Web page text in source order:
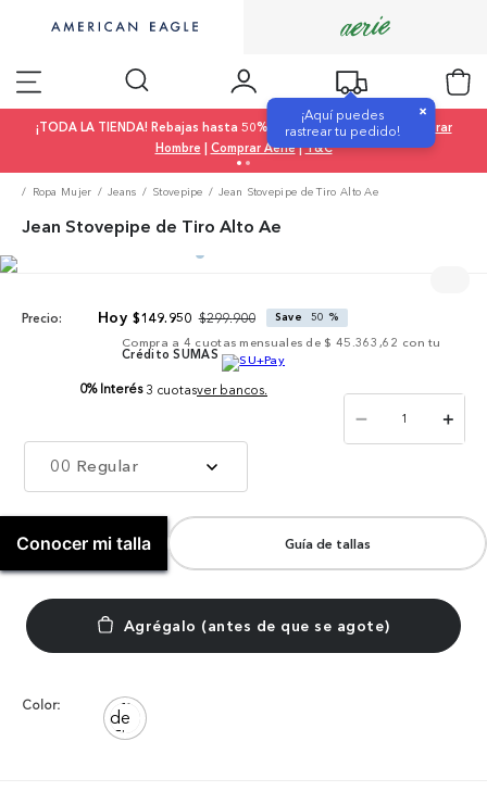
¡Aquí puedes
rastrear tu pedido!
×
¡TODA LA TIENDA! Rebajas hasta 50% OFF |Comprar Mujer|
Comprar
Hombre | Comprar Aerie|T&C
Ropa Mujer Jeans Stovepipe Jean Stovepipe de Tiro Alto Ae
Jean Stovepipe de Tiro Alto Ae
Precio: $149. 950 $299.900 Save 50 %
Compra a 4 cuotas mensuales de $ 45.363,62 con tu
Crédito SUMAS
0% Interés 3 cuotasver bancos.
00 Regular
＋
－
Conocer mi talla Guía de tallas
Color: